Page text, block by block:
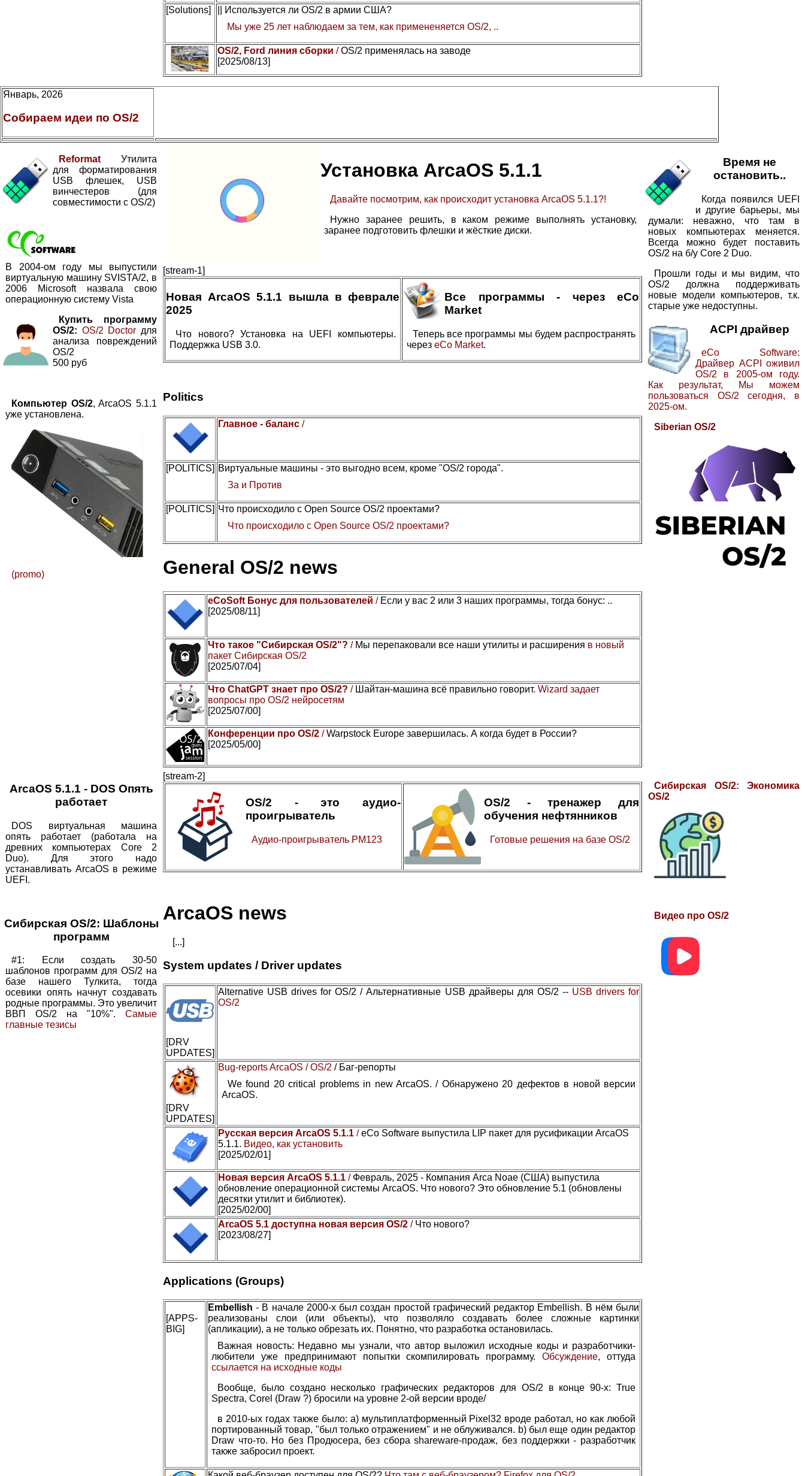
[Solutions]
|| Используется ли OS/2 в армии США?
Мы уже 25 лет наблюдаем за тем, как примененяется OS/2, ..
OS/2, Ford линия сборки /OS/2 применялась на заводе
[2025/08/13]
Январь, 2026
Собираем идеи по OS/2
Reformat Утилита
для форматирования
USB флешек, USB
винчестеров (для
совместимости с OS/2)
В 2004-ом году мы выпустили
виртуальную машину SVISTA/2, в
2006 Microsoft назвала свою
операционную систему Vista
Купить программу
OS/2: OS/2 Doctor для
анализа повреждений
OS/2
500 руб
Компьютер OS/2, ArcaOS 5.1.1
уже установлена.
(promo)
Установка ArcaOS 5.1.1
Давайте посмотрим, как происходит установка ArcaOS 5.1.1?!
Нужно заранее решить, в каком режиме выполнять установку,
заранее подготовить флешки и жёсткие диски.
[stream-1]
Новая ArcaOS 5.1.1 вышла в феврале
2025
Что нового? Установка на UEFI компьютеры.
Поддержка USB 3.0.
Все программы - через eCo
Market
Теперь все программы мы будем распространять
через eCo Market.
Politics
Главное - баланс /
[POLITICS] Виртуальные машины - это выгодно всем, кроме "OS/2 города".
За и Против
[POLITICS] Что происходило с Open Source OS/2 проектами?
Что происходило с Open Source OS/2 проектами?
General OS/2 news
eCoSoft Бонус для пользователей / Если у вас 2 или 3 наших программы, тогда бонус: ..
[2025/08/11]
Что такое "Сибирская OS/2"? / Мы перепаковали все наши утилиты и расширения в новый
пакет Сибирская OS/2
[2025/07/04]
Что ChatGPT знает про OS/2? / Шайтан-машина всё правильно говорит. Wizard задает
вопросы про OS/2 нейросетям
[2025/07/00]
Конференции про OS/2 /Warpstock Europe завершилась. А когда будет в России?
[2025/05/00]
Время не
остановить..
Когда появился UEFI
и другие барьеры, мы
думали: неважно, что там в
новых компьютерах меняется.
Всегда можно будет поставить
OS/2 на б/у Core 2 Duo.
Прошли годы и мы видим, что
OS/2 должна поддерживать
новые модели компьютеров, т.к.
старые уже недоступны.
ACPI драйвер
eCo Software:
Драйвер ACPI оживил
OS/2 в 2005-ом году.
Как результат, Мы можем
пользоваться OS/2 сегодня, в
2025-ом.
Siberian OS/2
ArcaOS 5.1.1 - DOS Опять
работает
DOS виртуальная машина
опять работает (работала на
древних компьютерах Core 2
Duo). Для этого надо
устанавливать ArcaOS в режиме
UEFI.
Сибирская OS/2: Шаблоны
программ
#1: Если создать 30-50
шаблонов программ для OS/2 на
базе нашего Тулкита, тогда
осевики опять начнут создавать
родные программы. Это увеличит
ВВП OS/2 на "10%". Самые
главные тезисы
[stream-2]
OS/2 - это аудио-
проигрыватель
Аудио-проигрыватель PM123
OS/2 - тренажер для
обучения нефтянников
Готовые решения на базе OS/2
ArcaOS news
[...]
System updates / Driver updates
[DRV
UPDATES]
Alternative USB drives for OS/2 / Альтернативные USB драйверы для OS/2 -- USB drivers for
OS/2
[DRV
UPDATES]
Bug-reports ArcaOS / OS/2 / Баг-репорты
We found 20 critical problems in new ArcaOS. / Обнаружено 20 дефектов в новой версии
ArcaOS.
Русская версия ArcaOS 5.1.1 /eCo Software выпустила LIP пакет для русификации ArcaOS
5.1.1. Видео, как установить
[2025/02/01]
Новая версия ArcaOS 5.1.1 / Февраль, 2025 - Компания Arca Noae (США) выпустила
обновление операционной системы ArcaOS. Что нового? Это обновление 5.1 (обновлены
десятки утилит и библиотек).
[2025/02/00]
ArcaOS 5.1 доступна новая версия OS/2 / Что нового?
[2023/08/27]
Applications (Groups)
[APPS-
BIG]
Embellish - В начале 2000-х был создан простой графический редактор Embellish. В нём были
реализованы слои (или объекты), что позволяло создавать более сложные картинки
(апликации), а не только обрезать их. Понятно, что разработка остановилась.
Важная новость: Недавно мы узнали, что автор выложил исходные коды и разработчики-
любители уже предпринимают попытки скомпилировать программу.Обсуждение, оттуда
ссылается на исходные коды
Вообще, было создано несколько графических редакторов для OS/2 в конце 90-х: True
Spectra, Corel (Draw ?) бросили на уровне 2-ой версии вроде/
в 2010-ых годах также было: а) мультиплатформенный Pixel32 вроде работал, но как любой
портированный товар, "был только отражением" и не облуживался. b) был еще один редактор
Draw что-то. Но без Продюсера, без сбора shareware-продаж, без поддержки - разработчик
также забросил проект.
Сибирская OS/2: Экономика
OS/2
Видео про OS/2